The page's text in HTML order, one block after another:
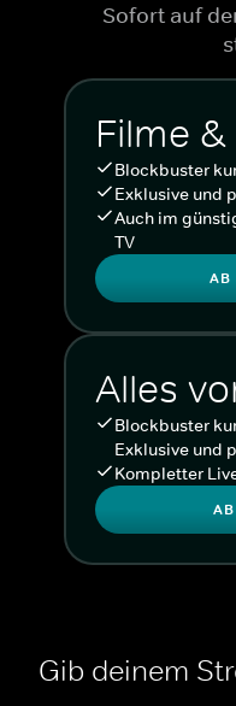
Sofort auf
Filme
Blockbuster
Exklusive und
Auch im
TV
AB
Alles
Blockbuster
Exklusive und
Kompletter
Gib deinem